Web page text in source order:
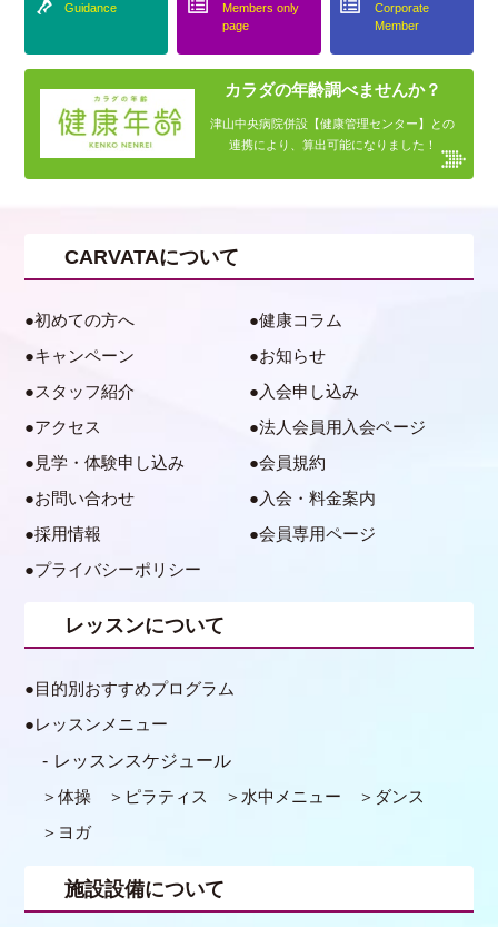
Guidance
Members only
page
Corporate
Member
カラダの年齢調べませんか？
津山中央病院併設【健康管理センター】との
連携により、算出可能になりました！
CARVATAについて
初めての方へ
健康コラム
キャンペーン
お知らせ
スタッフ紹介
入会申し込み
アクセス
法人会員用入会ページ
見学・体験申し込み
会員規約
お問い合わせ
入会・料金案内
採用情報
会員専用ページ
プライバシーポリシー
レッスンについて
目的別おすすめプログラム
レッスンメニュー
レッスンスケジュール
体操 ピラティス 水中メニュー
ダンス
ヨガ
施設設備について